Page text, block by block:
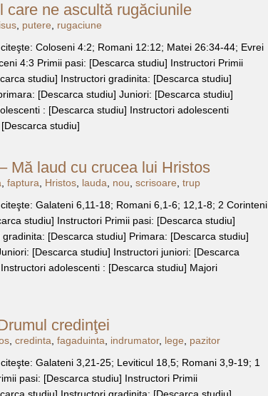
care ne ascultă rugăciunile
isus, putere
rugaciune
Coloseni 4:2; Romani 12:12; Matei 26:34-44; Evrei
4:3 Primii pasi: [Descarca studiu] Instructori Primii
studiu] Instructori gradinita: [Descarca studiu]
[Descarca studiu] Juniori: [Descarca studiu]
: [Descarca studiu] Instructori adolescenti
studiu]
Mă laud cu crucea lui Hristos
faptura Hristos, lauda nou scrisoare trup
Galateni 6,11-18; Romani 6,1-6; 12,1-8; 2 Corinteni
studiu] Instructori Primii pasi: [Descarca studiu]
[Descarca studiu] Primara: [Descarca studiu]
[Descarca studiu] Instructori juniori: [Descarca
adolescenti : [Descarca studiu] Majori
credinţei
, credinta fagaduinta indrumator, lege
pazitor
Galateni 3,21-25; Leviticul 18,5; Romani 3,9-19; 1
pasi: [Descarca studiu] Instructori Primii